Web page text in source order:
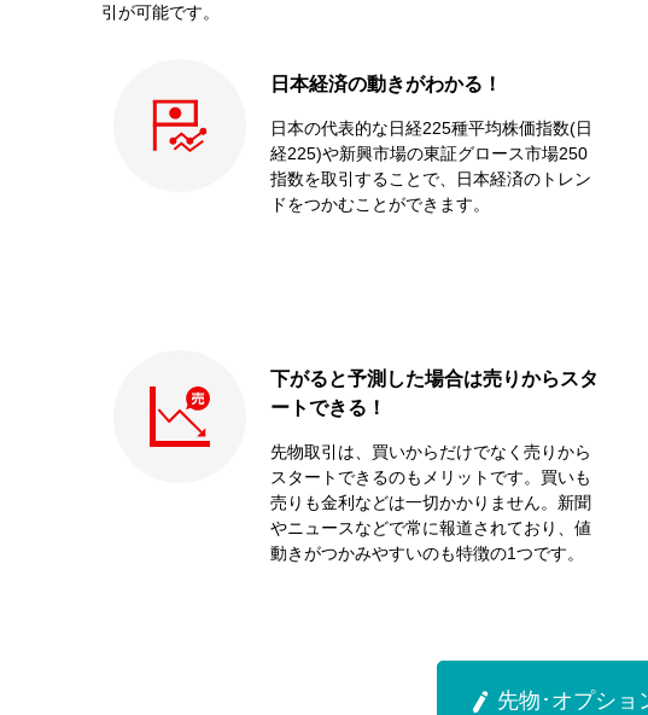
引が可能です。
日本経済の動きがわかる！
日本の代表的な日経225種平均株価指数(日
経225)や新興市場の東証グロース市場250
指数を取引することで、日本経済のトレン
ドをつかむことができます。
下がると予測した場合は売りからスタ
ートできる！
先物取引は、買いからだけでなく売りから
スタートできるのもメリットです。買いも
売りも金利などは一切かかりません。新聞
やニュースなどで常に報道されており、値
動きがつかみやすいのも特徴の1つです。
 先物･オプショ